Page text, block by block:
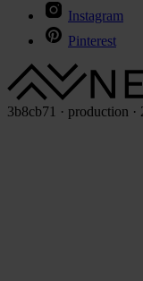
Instagram
Pinterest
3b8cb71 · production